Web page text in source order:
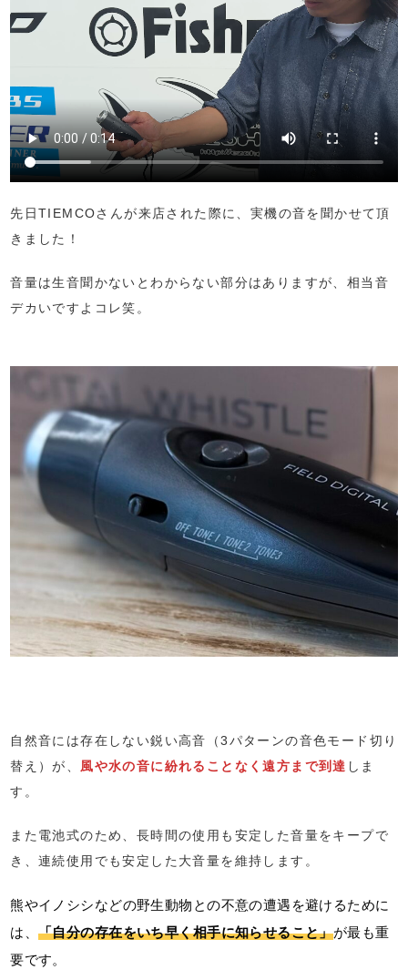
先日TIEMCOさんが来店された際に、実機の音を聞かせて頂
きました！
音量は生音聞かないとわからない部分はありますが、相当音
デカいですよコレ笑。
自然音には存在しない鋭い高音（3パターンの音色モード切り
替え）が、 風や水の音に紛れることなく遠方まで到達 しま
す。
また電池式のため、長時間の使用も安定した音量をキープで
き、連続使用でも安定した大音量を維持します。
熊やイノシシなどの野生動物との不意の遭遇を避けるために
は、「自分の存在をいち早く相手に知らせること」が最も重
要です。